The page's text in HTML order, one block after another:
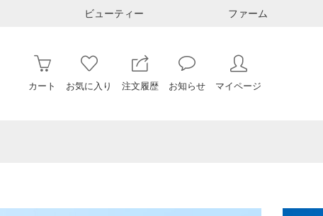
ビューティー ファーム
カート お気に入り 注文履歴 お知らせ マイページ